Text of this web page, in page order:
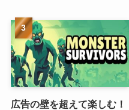
広告の壁を超えて楽しむ！